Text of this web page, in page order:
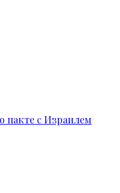
пакте с Израилем